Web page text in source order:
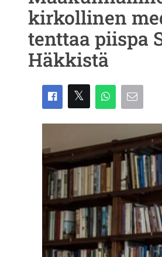
kirkollinen
tenttaa piispa
Häkkistä